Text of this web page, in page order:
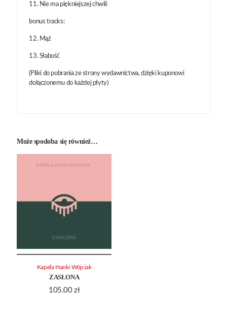
11. Nie ma piękniejszej chwili
bonus tracks:
12. Mąż
13. Słabość
(Pliki do pobrania ze strony wydawnictwa, dzięki kuponowi
dołączonemu do każdej płyty)
Może spodoba się również…
ZASŁONA
105.00 zł
Kapela Hanki Wójciak